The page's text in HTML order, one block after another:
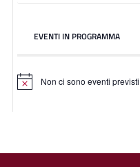
EVENTI IN PROGRAMMA
Non ci sono eventi previsti.